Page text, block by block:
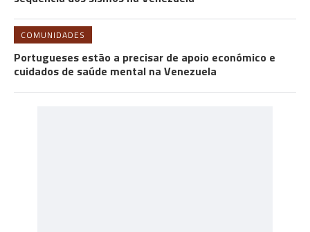
COMUNIDADES
Portugueses estão a precisar de apoio económico e
cuidados de saúde mental na Venezuela